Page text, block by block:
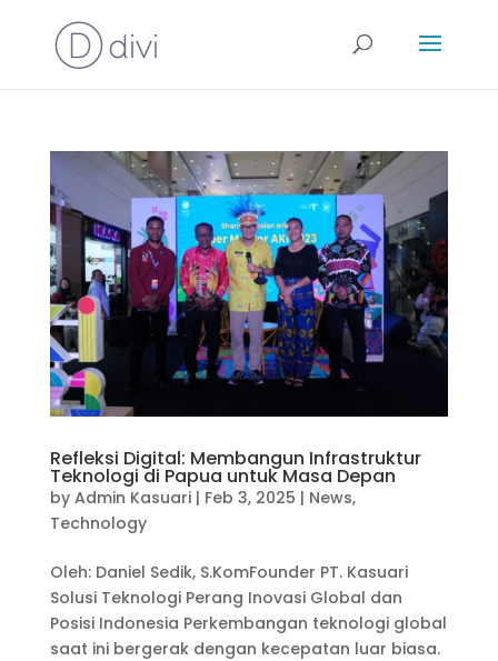
Refleksi Digital: Membangun Infrastruktur
Teknologi di Papua untuk Masa Depan
by Admin Kasuari| Feb 3, 2025 | News,
Technology
Oleh: Daniel Sedik, S.KomFounder PT. Kasuari
Solusi Teknologi Perang Inovasi Global dan
Posisi Indonesia Perkembangan teknologi global
saat ini bergerak dengan kecepatan luar biasa.